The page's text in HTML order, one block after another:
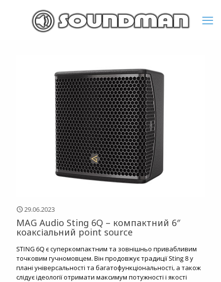
29.06.2023
MAG Audio Sting 6Q – компактний 6″
коаксіальний point source
STING 6Q є суперкомпактним та зовнішньо привабливим
точковим гучномовцем. Він продовжує традиції Sting 8 у
плані універсальності та багатофункціональності, а також
слідує ідеології отримати максимум потужності і якості